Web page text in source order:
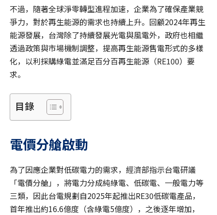
不過，隨著全球淨零轉型進程加速，企業為了確保產業競
爭力，對於再生能源的需求也持續上升。回顧2024年再生
能源發展，台灣除了持續發展光電與風電外，政府也相繼
透過政策與市場機制調整，提高再生能源售電形式的多樣
化，以利採購綠電並滿足百分百再生能源（RE100）要
求。
目錄
電價分艙啟動
為了因應企業對低碳電力的需求，經濟部指示台電研議
「電價分艙」，將電力分成純綠電、低碳電、一般電力等
三類，因此台電規劃自2025年起推出RE30低碳電產品，
首年推出約16.6億度（含綠電5億度），之後逐年增加，